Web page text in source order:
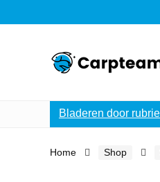
Bladeren door
Home Shop